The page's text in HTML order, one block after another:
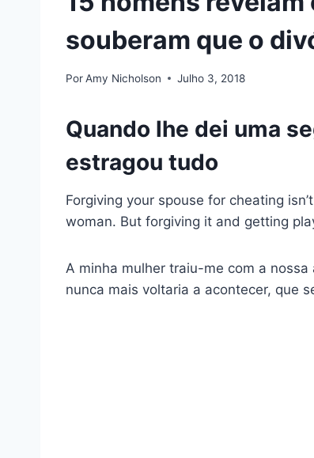
souberam que o
PorAmy Nicholson Julho 3, 2018
Quando lhe dei uma
estragou tudo
Forgiving your spouse for cheating
woman. But forgiving it and getting
A minha mulher traiu-me com a
nunca mais voltaria a acontecer, que